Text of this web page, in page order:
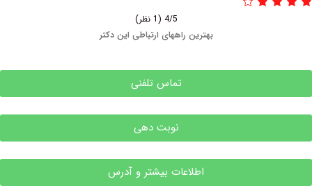
بهترین راههای ارتباطی این دکتر
تماس تلفنی
نوبت دهی
اطلاعات بیشتر و آدرس